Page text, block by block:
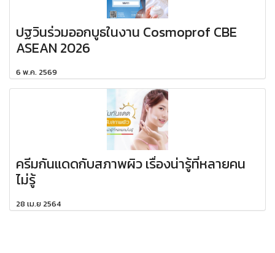
ปฐวินร่วมออกบูธในงาน Cosmoprof CBE
ASEAN 2026
6 พ.ค. 2569
ครีมกันแดดกับสภาพผิว เรื่องน่ารู้ที่หลายคน
ไม่รู้
28 เม.ย 2564